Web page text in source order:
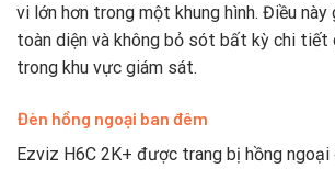
vi lớn hơn trong một khung hình. Điều này
toàn diện và không bỏ sót bất kỳ chi tiết
trong khu vực giám sát.
Đèn hồng ngoại ban đêm
Ezviz H6C 2K+ được trang bị hồng